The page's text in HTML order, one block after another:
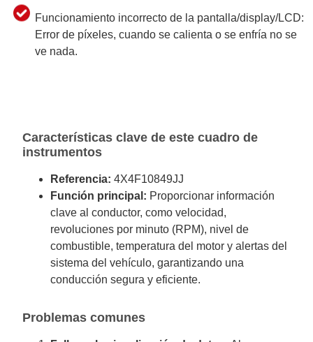
Funcionamiento incorrecto de la pantalla/display/LCD:
Error de píxeles, cuando se calienta o se enfría no se
ve nada.
Características clave de este cuadro de
instrumentos
Referencia: 4X4F10849JJ
Función principal: Proporcionar información
clave al conductor, como velocidad,
revoluciones por minuto (RPM), nivel de
combustible, temperatura del motor y alertas del
sistema del vehículo, garantizando una
conducción segura y eficiente.
Problemas comunes